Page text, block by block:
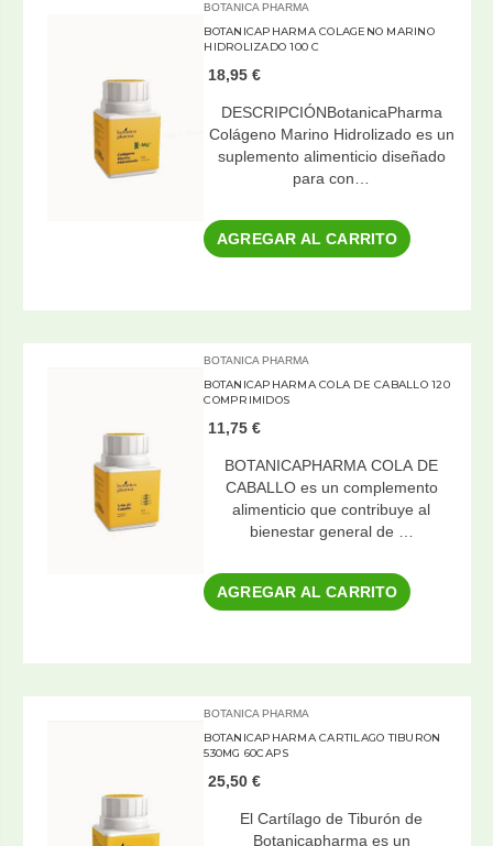
BOTANICA PHARMA
BOTANICAPHARMA COLAGENO MARINO
HIDROLIZADO 100 C
18,95 €
DESCRIPCIÓNBotanicaPharma
Colágeno Marino Hidrolizado es un
suplemento alimenticio diseñado
para con…
AGREGAR AL CARRITO
BOTANICA PHARMA
BOTANICAPHARMA COLA DE CABALLO 120
COMPRIMIDOS
11,75 €
BOTANICAPHARMA COLA DE
CABALLO es un complemento
alimenticio que contribuye al
bienestar general de …
AGREGAR AL CARRITO
BOTANICA PHARMA
BOTANICAPHARMA CARTILAGO TIBURON
530MG 60CAPS
25,50 €
El Cartílago de Tiburón de
Botanicapharma es un